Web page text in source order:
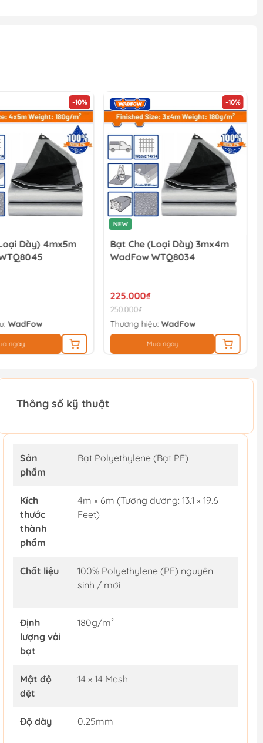
-10%
Dày) 4mx5m
WadFow
ngay
-10%
NEW
Bạt Che (loại Dày) 3mx4m
WadFow WTQ8034
225.000₫
250.000₫
Thương hiệu:WadFow
Mua ngay
Thông số kỹ thuật
Sản
phẩm
Bạt Polyethylene (Bạt PE)
Kích
thước
thành
phẩm
4m × 6m (Tương đương: 13.1 × 19.6
Feet)
Chất liệu
100% Polyethylene (PE) nguyên
sinh / mới
Định
lượng vải
bạt
180g/m²
Mật độ
dệt
14 × 14 Mesh
Độ dày 0.25mm